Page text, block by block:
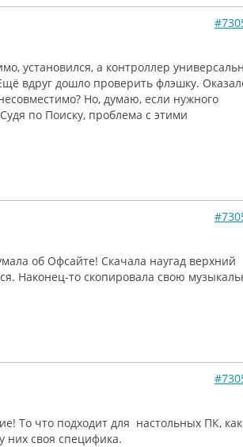
установился, а контроллер
вдруг дошло проверить флэшку.
Но, думаю, если нужного
по Поиску, проблема с этими
об Офсайте! Скачала наугад верхний
Наконец-то скопировала свою
То что подходит для настольных ПК, как
них своя специфика.